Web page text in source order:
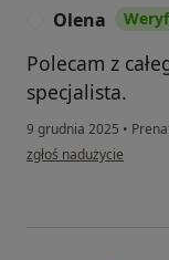
Olena
Polecam z
specjalista.
9 grudnia 2025 •
w opinii użytkownika
zgłoś nadużycie